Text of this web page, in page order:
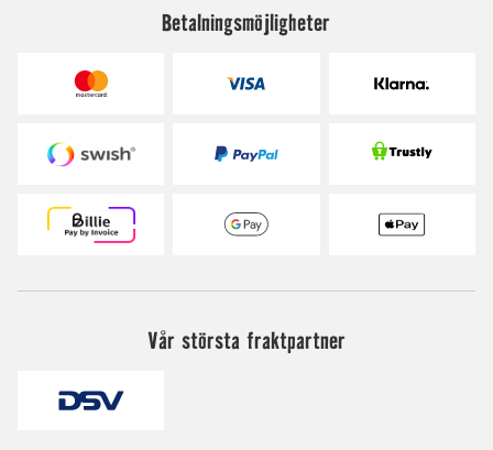
Betalningsmöjligheter
Vår största fraktpartner